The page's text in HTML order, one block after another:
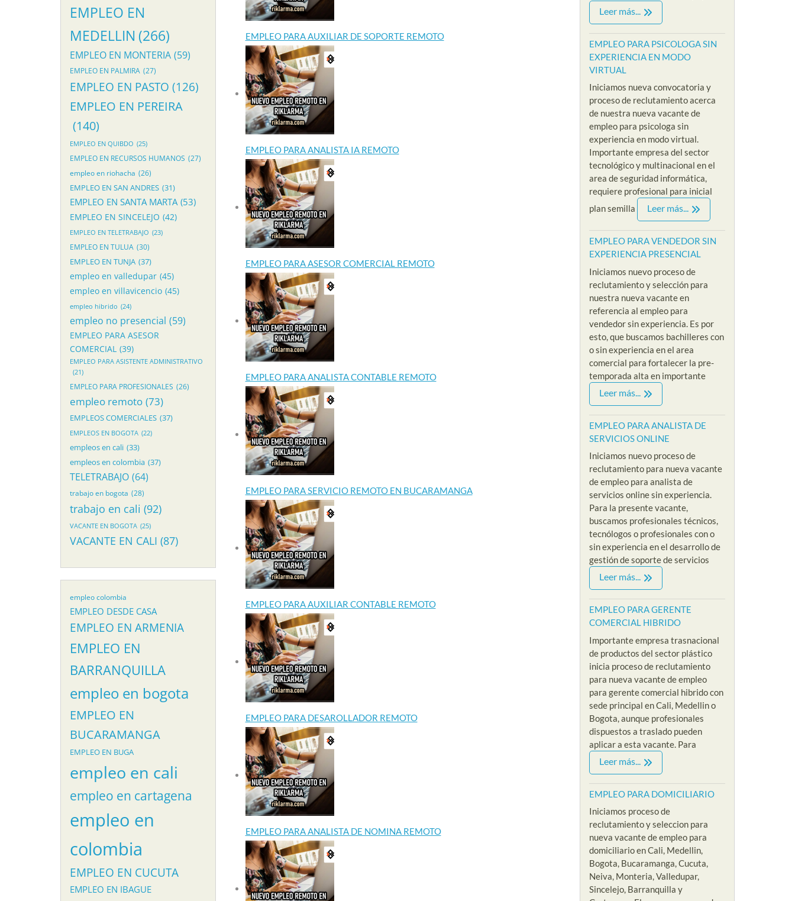
EMPLEO PARA AUXILIAR DE SOPORTE REMOTO
EMPLEO PARA ANALISTA IA REMOTO
EMPLEO PARA ASESOR COMERCIAL REMOTO
EMPLEO PARA ANALISTA CONTABLE REMOTO
EMPLEO PARA SERVICIO REMOTO EN BUCARAMANGA
EMPLEO PARA AUXILIAR CONTABLE REMOTO
EMPLEO PARA DESAROLLADOR REMOTO
EMPLEO PARA ANALISTA DE NOMINA REMOTO
Leer más...
EMPLEO PARA PSICOLOGA SIN
EXPERIENCIA EN MODO
VIRTUAL
Iniciamos nueva convocatoria y
proceso de reclutamiento acerca
de nuestra nueva vacante de
empleo para psicologa sin
experiencia en modo virtual.
Importante empresa del sector
tecnológico y multinacional en el
area de seguridad informática,
requiere profesional para inicial
plan semilla
Leer más...
EMPLEO PARA VENDEDOR SIN
EXPERIENCIA PRESENCIAL
Iniciamos nuevo proceso de
reclutamiento y selección para
nuestra nueva vacante en
referencia al empleo para
vendedor sin experiencia. Es por
esto, que buscamos bachilleres con
o sin experiencia en el area
comercial para fortalecer la pre-
temporada alta en importante
Leer más...
EMPLEO PARA ANALISTA DE
SERVICIOS ONLINE
Iniciamos nuevo proceso de
reclutamiento para nueva vacante
de empleo para analista de
servicios online sin experiencia.
Para la presente vacante,
buscamos profesionales técnicos,
tecnólogos o profesionales con o
sin experiencia en el desarrollo de
gestión de soporte de servicios
Leer más...
EMPLEO PARA GERENTE
COMERCIAL HIBRIDO
Importante empresa trasnacional
de productos del sector plástico
inicia proceso de reclutamiento
para nueva vacante de empleo
para gerente comercial hibrido con
sede principal en Cali, Medellin o
Bogota, aunque profesionales
dispuestos a traslado pueden
aplicar a esta vacante. Para
Leer más...
EMPLEO PARA DOMICILIARIO
Iniciamos proceso de
reclutamiento y seleccion para
nueva vacante de empleo para
domiciliario en Cali, Medellin,
Bogota, Bucaramanga, Cucuta,
Neiva, Monteria, Valledupar,
Sincelejo, Barranquilla y
EMPLEO EN
MEDELLIN (266)
EMPLEO EN MONTERIA (59)
EMPLEO EN PALMIRA (27)
EMPLEO EN PASTO (126)
EMPLEO EN PEREIRA
(140)
EMPLEO EN QUIBDO (25)
EMPLEO EN RECURSOS HUMANOS (27)
empleo en riohacha (26)
EMPLEO EN SAN ANDRES (31)
EMPLEO EN SANTA MARTA (53)
EMPLEO EN SINCELEJO (42)
EMPLEO EN TELETRABAJO (23)
EMPLEO EN TULUA (30)
EMPLEO EN TUNJA (37)
empleo en valledupar (45)
empleo en villavicencio (45)
empleo hibrido (24)
empleo no presencial (59)
EMPLEO PARA ASESOR
COMERCIAL (39)
EMPLEO PARA ASISTENTE ADMINISTRATIVO
(21)
EMPLEO PARA PROFESIONALES (26)
empleo remoto (73)
EMPLEOS COMERCIALES (37)
EMPLEOS EN BOGOTA (22)
empleos en cali (33)
empleos en colombia (37)
TELETRABAJO (64)
trabajo en bogota (28)
trabajo en cali (92)
VACANTE EN BOGOTA (25)
VACANTE EN CALI (87)
empleo colombia
EMPLEO DESDE CASA
EMPLEO EN ARMENIA
EMPLEO EN
BARRANQUILLA
empleo en bogota
EMPLEO EN
BUCARAMANGA
EMPLEO EN BUGA
empleo en cali
empleo en cartagena
empleo en
colombia
EMPLEO EN CUCUTA
EMPLEO EN IBAGUE